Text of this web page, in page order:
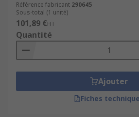
Référence fabricant 290645
Sous-total (1 unité)
101,89 €HT
Quantité
Ajouter
Fiches